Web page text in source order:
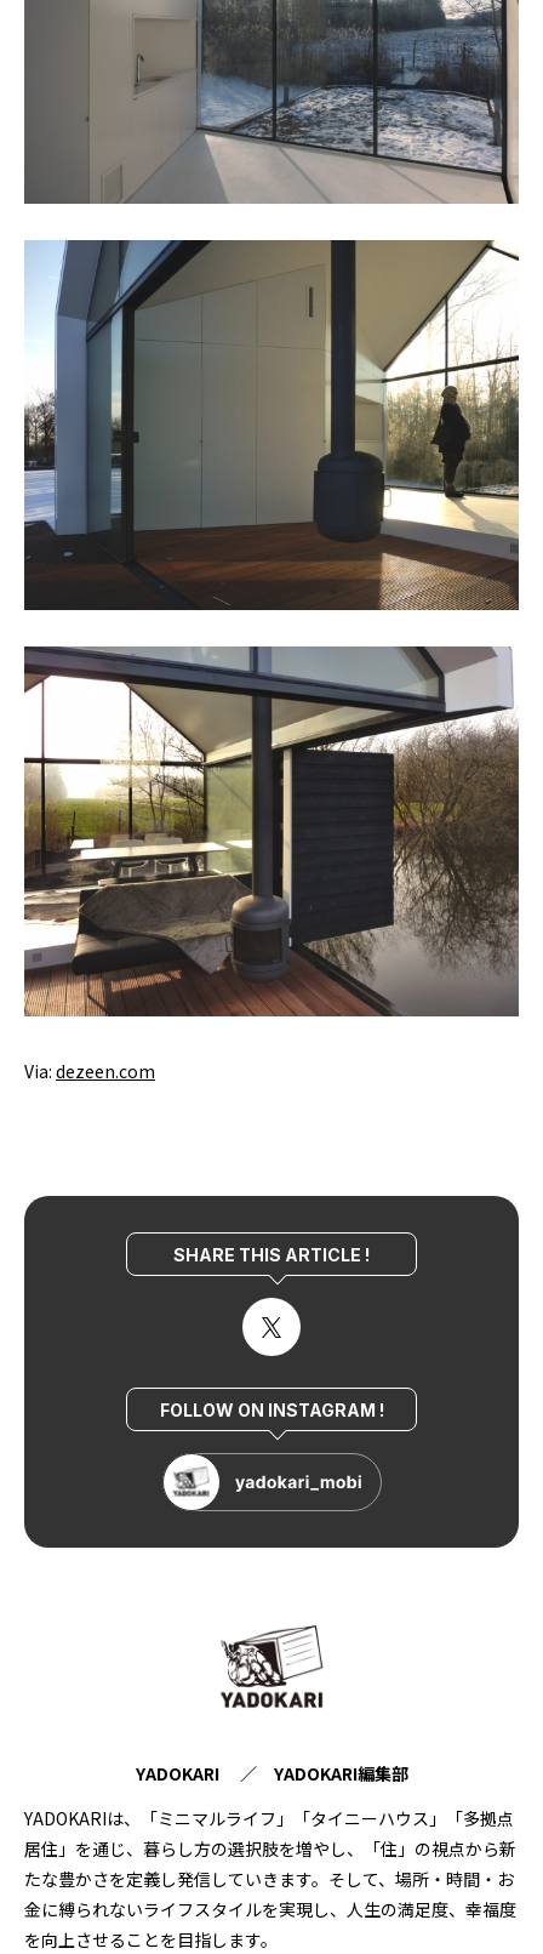
Via: dezeen.com
SHARE THIS ARTICLE !
FOLLOW ON INSTAGRAM !
YADOKARI ／ YADOKARI編集部
YADOKARIは、「ミニマルライフ」「タイニーハウス」「多拠点
居住」を通じ、暮らし方の選択肢を増やし、「住」の視点から新
たな豊かさを定義し発信していきます。そして、場所・時間・お
金に縛られないライフスタイルを実現し、人生の満足度、幸福度
を向上させることを目指します。